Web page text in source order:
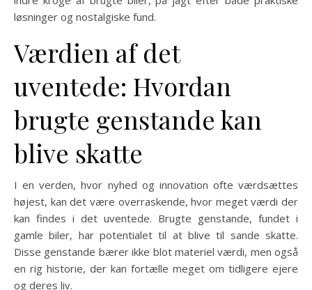
løsninger og nostalgiske fund.
Værdien af det
uventede: Hvordan
brugte genstande kan
blive skatte
I en verden, hvor nyhed og innovation ofte værdsættes
højest, kan det være overraskende, hvor meget værdi der
kan findes i det uventede. Brugte genstande, fundet i
gamle biler, har potentialet til at blive til sande skatte.
Disse genstande bærer ikke blot materiel værdi, men også
en rig historie, der kan fortælle meget om tidligere ejere
og deres liv.